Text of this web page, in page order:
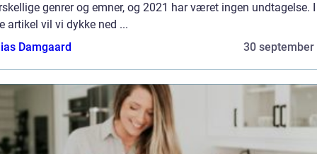
genrer og emner, og 2021 har været ingen undtagelse. I
artikel vil vi dykke ned ...
Damgaard
30 september